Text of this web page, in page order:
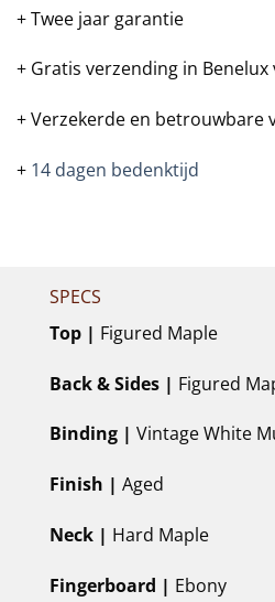
+ Twee jaar garantie
+ Gratis verzending in Benelux
+ Verzekerde en betrouwbare
+ 14 dagen bedenktijd
SPECS
Top | Figured Maple
Back & Sides | Figured
Binding | Vintage White
Finish | Aged
Neck | Hard Maple
Fingerboard | Ebony